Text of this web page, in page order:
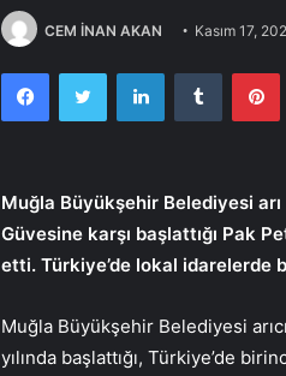
CEM İNAN AKAN Kasım 17,
FacebookTwitter LinkedInTumblr
Muğla Büyükşehir Belediyesi
Güvesine karşı başlattığı Pak
etti. Türkiye’de lokal idarelerde
Muğla Büyükşehir Belediyesi
yılında başlattığı, Türkiye’de